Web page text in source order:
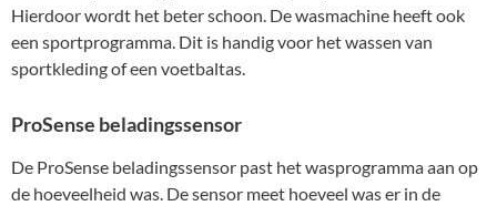
Hierdoor wordt het beter schoon. De wasmachine heeft ook
een sportprogramma. Dit is handig voor het wassen van
sportkleding of een voetbaltas.
ProSense beladingssensor
De ProSense beladingssensor past het wasprogramma aan op
de hoeveelheid was. De sensor meet hoeveel was er in de